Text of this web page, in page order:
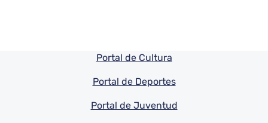
Pie de pagina información
Portal de Cultura
Portal de Deportes
Portal de Juventud